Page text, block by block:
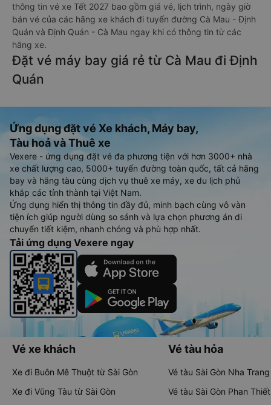
thông tin vé xe Tết 2027 bao gồm giá vé, lịch trình, ngày giờ
bán vé của các hãng xe khách đi tuyến đường Cà Mau - Định
Quán và Định Quán - Cà Mau ngay khi có thông tin từ các
hãng xe.
Đặt vé máy bay giá rẻ từ Cà Mau đi Định
Quán
Ứng dụng đặt vé Xe khách, Máy bay,
Tàu hoả và Thuê xe
Vexere - ứng dụng đặt vé đa phương tiện với hơn 3000+ nhà
xe chất lượng cao, 5000+ tuyến đường toàn quốc, tất cả hãng
bay và hãng tàu cùng dịch vụ thuê xe máy, xe du lịch phủ
khắp các tỉnh thành tại Việt Nam.
Ứng dụng hiển thị thông tin đầy đủ, minh bạch cùng vô vàn
tiện ích giúp người dùng so sánh và lựa chọn phương án di
chuyển tiết kiệm, nhanh chóng và phù hợp nhất.
Tải ứng dụng Vexere ngay
Vé xe khách
Xe đi Buôn Mê Thuột từ Sài Gòn
Xe đi Vũng Tàu từ Sài Gòn
Vé tàu hỏa
Vé tàu Sài Gòn Nha Trang
Vé tàu Sài Gòn Phan Thiết